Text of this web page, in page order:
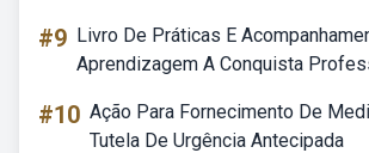
#9 Livro De Práticas E
Aprendizagem A Conquista
#10 Ação Para Fornecimento De
Tutela De Urgência Antecipada